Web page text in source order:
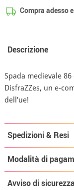
Compra adesso
Descrizione
Spada medievale
DisfraZZes, un e-
dell'ue!
Spedizioni & Resi
Modalità di
Avviso di sicurezza